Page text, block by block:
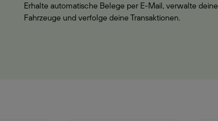
Erhalte automatische Belege per E-Mail, verwalte deine
Fahrzeuge und verfolge deine Transaktionen.